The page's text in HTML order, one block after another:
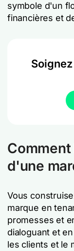
symbole d'un
financières et
d'une
Vous
marque en
promesses et
dialoguant et
les clients et le